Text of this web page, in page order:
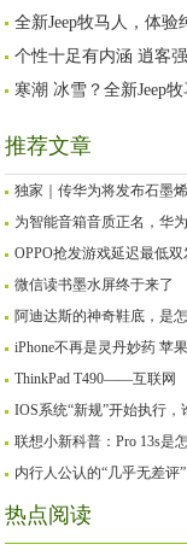
烦
全新Jeep牧马人，体
个性十足有内涵 逍客
寒潮 冰雪？全新Jeep
推荐文章
独家｜传华为将发布石墨
为智能音箱音质正名，华
OPPO抢发游戏延迟最低
微信读书墨水屏终于来了
阿迪达斯的神奇鞋底，是
iPhone不再是灵丹妙药 苹
ThinkPad T490——互联网
IOS系统“新规”开始执行，
联想小新科普：Pro 13s是
内行人公认的“几乎无差评”
热点阅读